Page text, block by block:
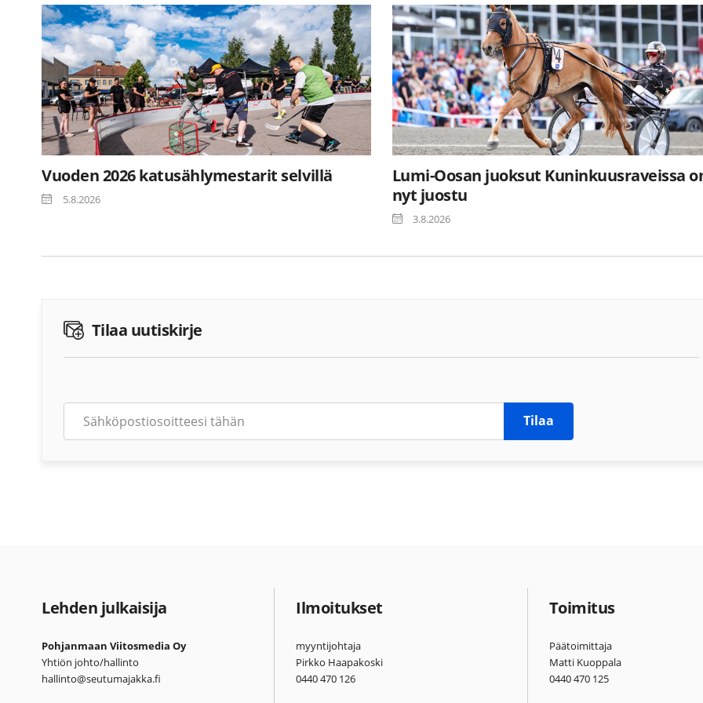
Vuoden 2026 katusählymestarit selvillä
5.8.2026
Lumi-Oosan juoksut Kuninkuusraveissa
nyt juostu
3.8.2026
Tilaa uutiskirje
Tilaa
Lehden julkaisija
Pohjanmaan Viitosmedia Oy
Yhtiön johto/hallinto
hallinto@seutumajakka.fi
Ilmoitukset
myyntijohtaja
Pirkko Haapakoski
0440 470 126
Toimitus
Päätoimittaja
Matti Kuoppala
0440 470 125